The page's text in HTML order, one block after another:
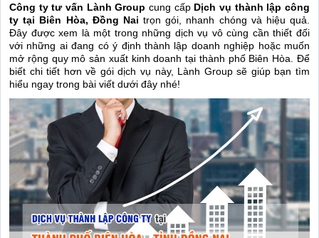
Công ty tư vấn Lành Group cung cấp Dịch vụ thành lập công
ty tại Biên Hòa, Đồng Nai trọn gói, nhanh chóng và hiệu quả.
Đây được xem là một trong những dịch vụ vô cùng cần thiết đối
với những ai đang có ý định thành lập doanh nghiệp hoặc muốn
mở rộng quy mô sản xuất kinh doanh tại thành phố Biên Hòa. Để
biết chi tiết hơn về gói dịch vụ này, Lành Group sẽ giúp bạn tìm
hiểu ngay trong bài viết dưới đây nhé!